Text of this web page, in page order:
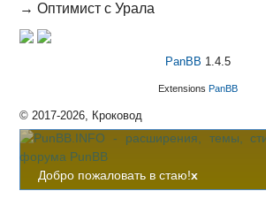
→Оптимист с Урала
PanBB 1.4.5
Extensions PanBB
© 2017-2026, Кроковод
Добро пожаловать в стаю!x